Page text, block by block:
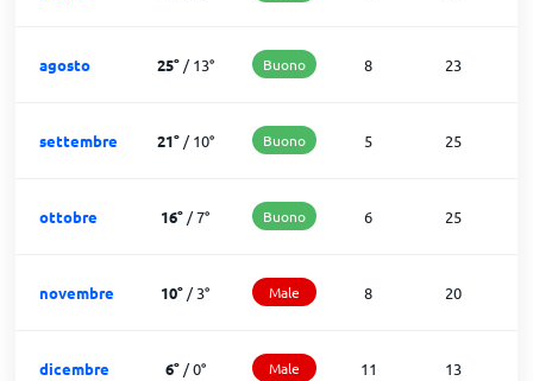
agosto 25°/13° Buono 8 23
settembre 21°/10° Buono 5 25
ottobre 16° /7° Buono 6 25
novembre 10° /3° Male 8 20
dicembre 6°/0° Male 11 13